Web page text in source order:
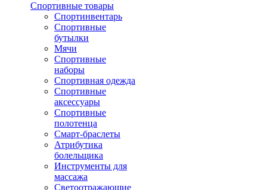
Спортивные товары
Спортинвентарь
Спортивные
бутылки
Мячи
Спортивные
наборы
Спортивная одежда
Спортивные
аксессуары
Спортивные
полотенца
Смарт-браслеты
Атрибутика
болельщика
Инструменты для
массажа
Светоотражающие